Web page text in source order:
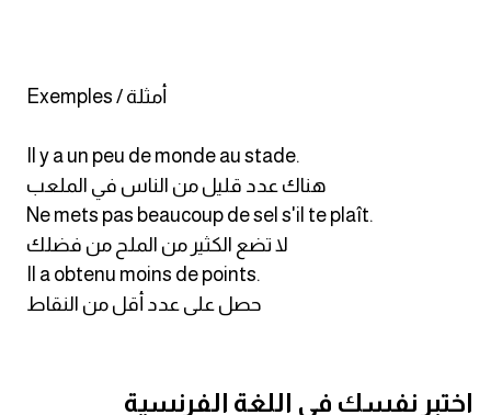
اغلق النافذة
Exemples / أمثلة
Il y a un peu de monde au stade.
هناك عدد قليل من الناس في الملعب
Ne mets pas beaucoup de sel s'il te plaît.
لا تضع الكثير من الملح من فضلك
Il a obtenu moins de points.
حصل على عدد أقل من النقاط
اختبر نفسك في اللغة الفرنسية